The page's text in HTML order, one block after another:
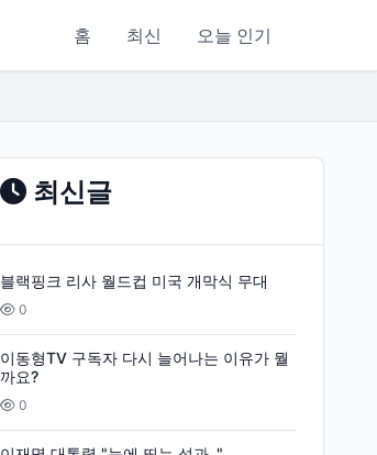
홈 최신 오늘 인기
최신글
블랙핑크 리사 월드컵 미국 개막식 무대
0
이동형TV 구독자 다시 늘어나는 이유가 뭘
까요?
0